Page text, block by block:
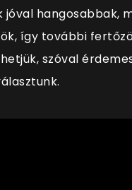
jóval hangosabbak,
így további
szóval